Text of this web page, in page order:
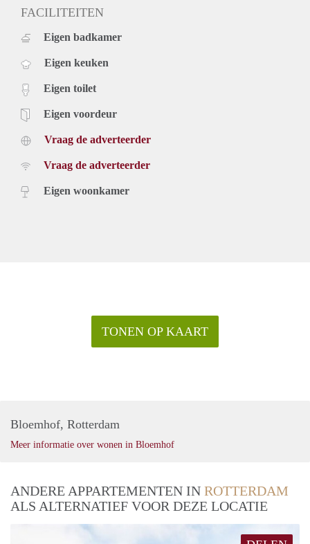
FACILITEITEN
Eigen badkamer
Eigen keuken
Eigen toilet
Eigen voordeur
Vraag de adverteerder
Vraag de adverteerder
Eigen woonkamer
TONEN OP KAART
Bloemhof, Rotterdam
Meer informatie over wonen in Bloemhof
ANDERE APPARTEMENTEN IN ROTTERDAM
ALS ALTERNATIEF VOOR DEZE LOCATIE